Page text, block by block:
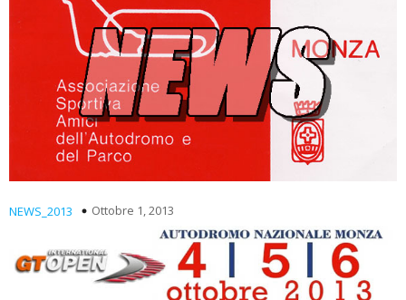
NEWS_2013 Ottobre 1, 2013